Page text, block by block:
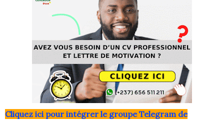
Cliquez ici pour intégrer le groupe Telegram de